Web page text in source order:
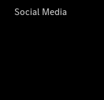
Social Media